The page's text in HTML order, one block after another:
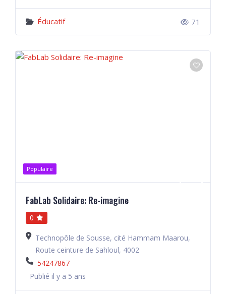
Éducatif 71
Populaire
FabLab Solidaire: Re-imagine
0
Technopôle de Sousse, cité Hammam Maarou,
Route ceinture de Sahloul, 4002
54247867
Publié il y a 5 ans